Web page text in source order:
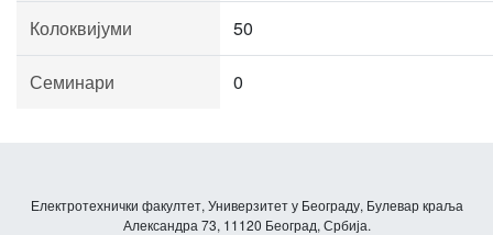
Колоквијуми 50
Семинари 0
Електротехнички факултет, Универзитет у Београду, Булевар краља
Александра 73, 11120 Београд, Србија.